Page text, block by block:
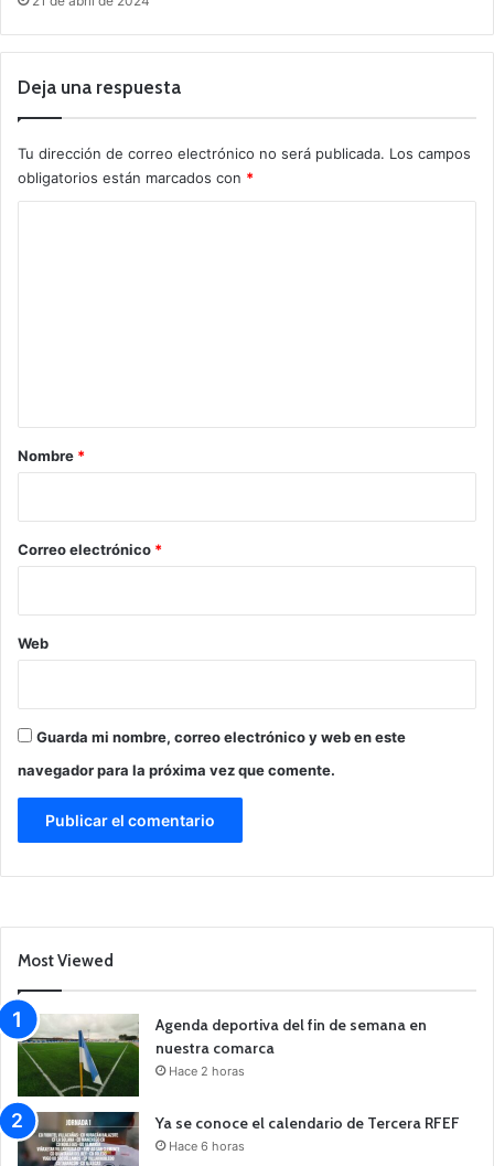
Deja una respuesta
Tu dirección de correo electrónico no será publicada. Los campos
obligatorios están marcados con *
r
*
Nombre *
Correo electrónico *
Web
Guarda mi nombre, correo electrónico y web en este
navegador para la próxima vez que comente.
Most Viewed
Agenda deportiva del fin de semana en
nuestra comarca
Hace 2 horas
Ya se conoce el calendario de Tercera RFEF
Hace 6 horas